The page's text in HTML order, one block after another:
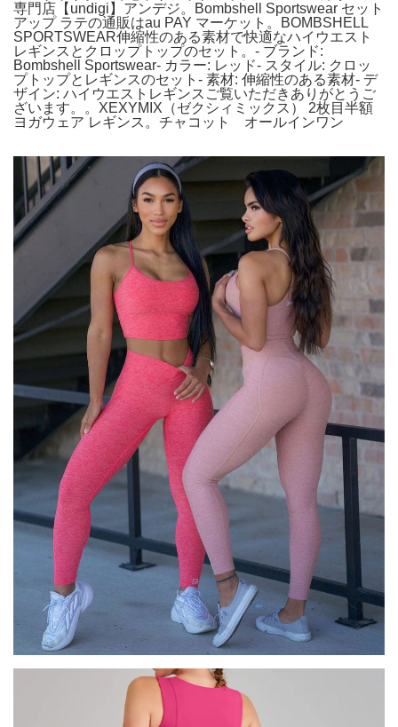
専門店【undigi】アンデジ。Bombshell Sportswear セット
アップ ラテの通販はau PAY マーケット。BOMBSHELL
SPORTSWEAR伸縮性のある素材で快適なハイウエスト
レギンスとクロップトップのセット。- ブランド:
Bombshell Sportswear- カラー: レッド- スタイル: クロッ
プトップとレギンスのセット- 素材: 伸縮性のある素材- デ
ザイン: ハイウエストレギンスご覧いただきありがとうご
ざいます。。XEXYMIX（ゼクシィミックス） 2枚目半額
ヨガウェア レギンス。チャコット オールインワン